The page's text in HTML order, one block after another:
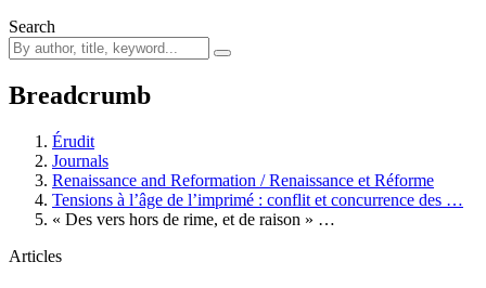
Search
Breadcrumb
Érudit
Journals
Renaissance and Reformation / Renaissance et Réforme
Tensions à l’âge de l’imprimé : conflit et concurrence des …
« Des vers hors de rime, et de raison » …
Articles